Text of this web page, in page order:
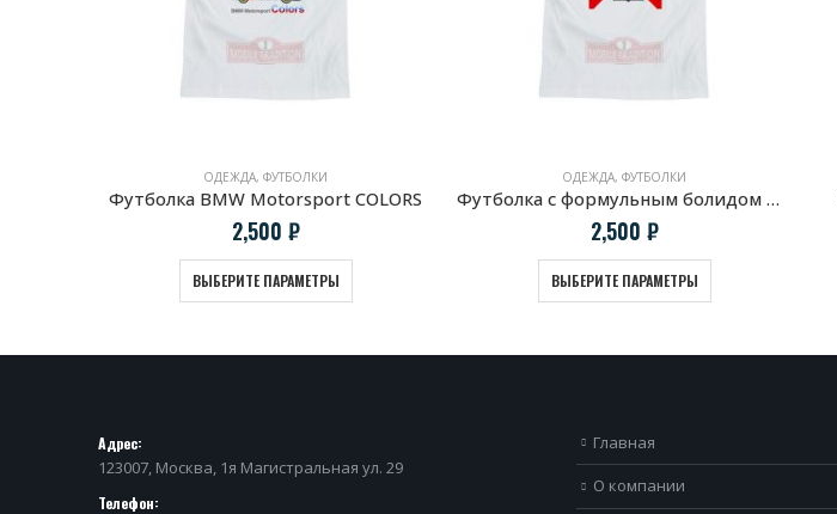
ОДЕЖДА, ФУТБОЛКИ
Футболка BMW Motorsport COLORS
2,500 ₽
ВЫБЕРИТЕ ПАРАМЕТРЫ
ОДЕЖДА, ФУТБОЛКИ
Футболка с формульным болидом McLaren MP4/4
2,500 ₽
ВЫБЕРИТЕ ПАРАМЕТРЫ
Адрес:
123007, Москва, 1я Магистральная ул. 29
Телефон:
Главная
О компании